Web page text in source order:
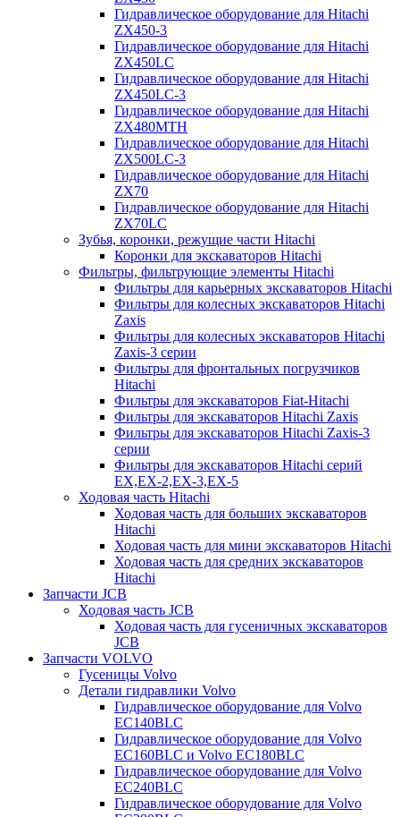
Гидравлическое оборудование для Hitachi
ZX450-3
Гидравлическое оборудование для Hitachi
ZX450LC
Гидравлическое оборудование для Hitachi
ZX450LC-3
Гидравлическое оборудование для Hitachi
ZX480MTH
Гидравлическое оборудование для Hitachi
ZX500LC-3
Гидравлическое оборудование для Hitachi
ZX70
Гидравлическое оборудование для Hitachi
ZX70LC
Зубья, коронки, режущие части Hitachi
Коронки для экскаваторов Hitachi
Фильтры, фильтрующие элементы Hitachi
Фильтры для карьерных экскаваторов Hitachi
Фильтры для колесных экскаваторов Hitachi
Zaxis
Фильтры для колесных экскаваторов Hitachi
Zaxis-3 серии
Фильтры для фронтальных погрузчиков
Hitachi
Фильтры для экскаваторов Fiat-Hitachi
Фильтры для экскаваторов Hitachi Zaxis
Фильтры для экскаваторов Hitachi Zaxis-3
серии
Фильтры для экскаваторов Hitachi серий
EX,EX-2,EX-3,EX-5
Ходовая часть Hitachi
Ходовая часть для больших экскаваторов
Hitachi
Ходовая часть для мини экскаваторов Hitachi
Ходовая часть для средних экскаваторов
Hitachi
Запчасти JCB
Ходовая часть JCB
Ходовая часть для гусеничных экскаваторов
JCB
Запчасти VOLVO
Гусеницы Volvo
Детали гидравлики Volvo
Гидравлическое оборудование для Volvo
EC140BLC
Гидравлическое оборудование для Volvo
EC160BLC и Volvo EC180BLC
Гидравлическое оборудование для Volvo
EC240BLC
Гидравлическое оборудование для Volvo